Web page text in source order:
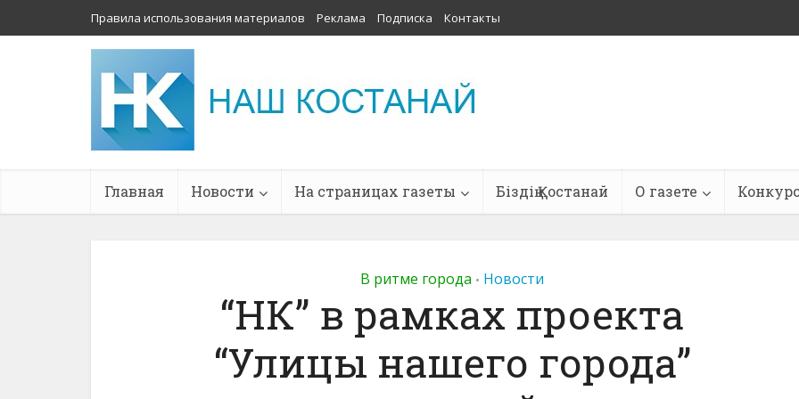
Правила использования материалов Реклама Подписка Контакты
Главная Новости На страницах газеты Біздің Қостанай О газете
В ритме города • Новости
“НК” в рамках проекта
“Улицы нашего города”